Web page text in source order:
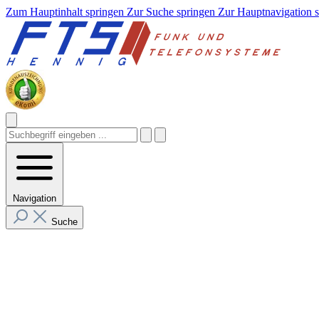
Zum Hauptinhalt springen Zur Suche springen Zur Hauptnavigation
Navigation
Suche